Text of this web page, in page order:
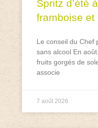
Spritz d’été
framboise et
Le conseil du Chef
sans alcool En
fruits gorgés de
associe
7 août 2026